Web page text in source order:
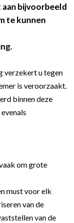
bijvoorbeeld
te kunnen
verzekert u tegen
is veroorzaakt.
binnen deze
om grote
must voor elk
van de
van de